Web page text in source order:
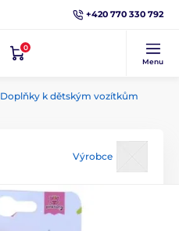
+420 770 330 792
0
Menu
Doplňky k dětským vozítkům
Výrobce